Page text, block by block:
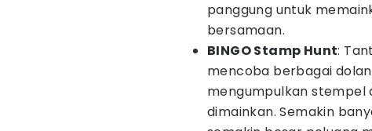
panggung untuk
bersamaan.
BINGO Stamp Hunt:
mencoba berbagai
mengumpulkan stempel
dimainkan. Semakin